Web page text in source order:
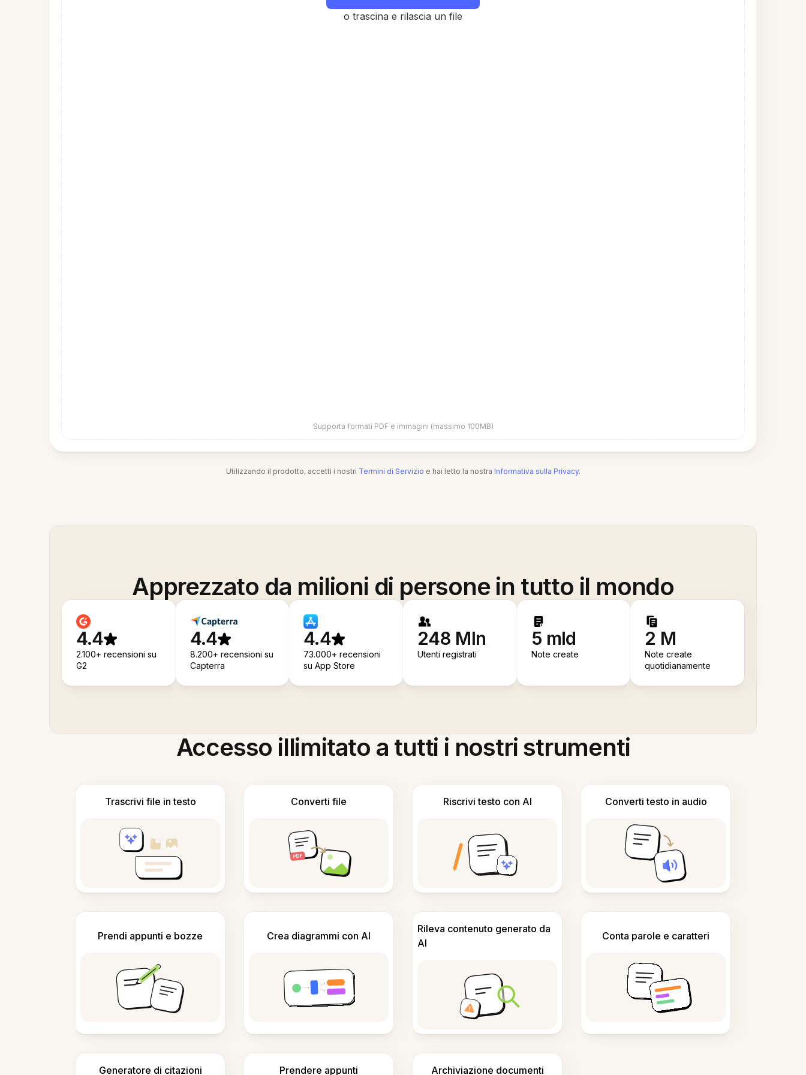
o trascina e rilascia un file
Supporta formati PDF e immagini (massimo 100MB)
Utilizzando il prodotto, accetti i nostri Termini di Servizio e hai letto la nostra Informativa sulla Privacy.
Apprezzato da milioni di persone in tutto il mondo
4.4
2.100+ recensioni su
G2
4.4
8.200+ recensioni su
Capterra
4.4
73.000+ recensioni
su App Store
248 Mln
Utenti registrati
5 mld
Note create
2 M
Note create
quotidianamente
Accesso illimitato a tutti i nostri strumenti
Trascrivi file in testo Converti file Riscrivi testo con AI Converti testo in audio
Prendi appunti e bozze Crea diagrammi con AI
Rileva contenuto generato da
AI
Conta parole e caratteri
Generatore di citazioni Prendere appunti Archiviazione documenti